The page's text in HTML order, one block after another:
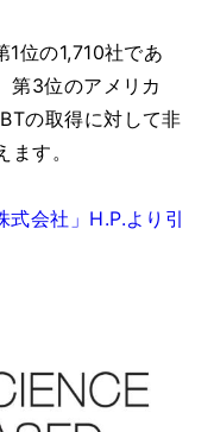
位の1,710社であ
第3位のアメリカ
の取得に対して非
す。
式会社」H.P.より引